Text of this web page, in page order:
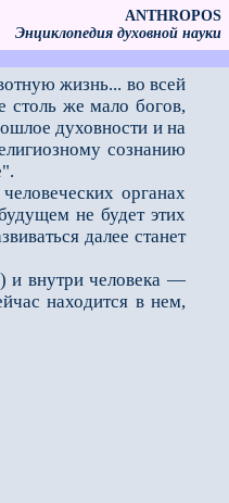
ANTHROPOS
Энциклопедия духовной науки
жизнь... во всей
столь же мало богов,
духовности и на
сознанию
органах
не будет этих
далее станет
и внутри человека —
находится в нем,